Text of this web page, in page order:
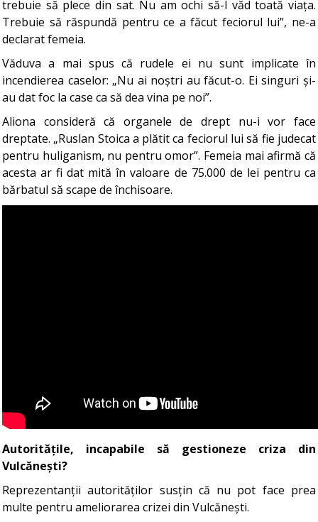
trebuie să plece din sat. Nu am ochi să-l văd toată viața.
Trebuie să răspundă pentru ce a făcut feciorul lui”, ne-a
declarat femeia.
Văduva a mai spus că rudele ei nu sunt implicate în
incendierea caselor: „Nu ai noștri au făcut-o. Ei singuri și-
au dat foc la case ca să dea vina pe noi”.
Aliona consideră că organele de drept nu-i vor face
dreptate. „Ruslan Stoica a plătit ca feciorul lui să fie judecat
pentru huliganism, nu pentru omor”. Femeia mai afirmă că
acesta ar fi dat mită în valoare de 75.000 de lei pentru ca
bărbatul să scape de închisoare.
Autoritățile, incapabile să gestioneze criza din
Vulcănești?
Reprezentanții autorităților susțin că nu pot face prea
multe pentru ameliorarea crizei din Vulcănești.